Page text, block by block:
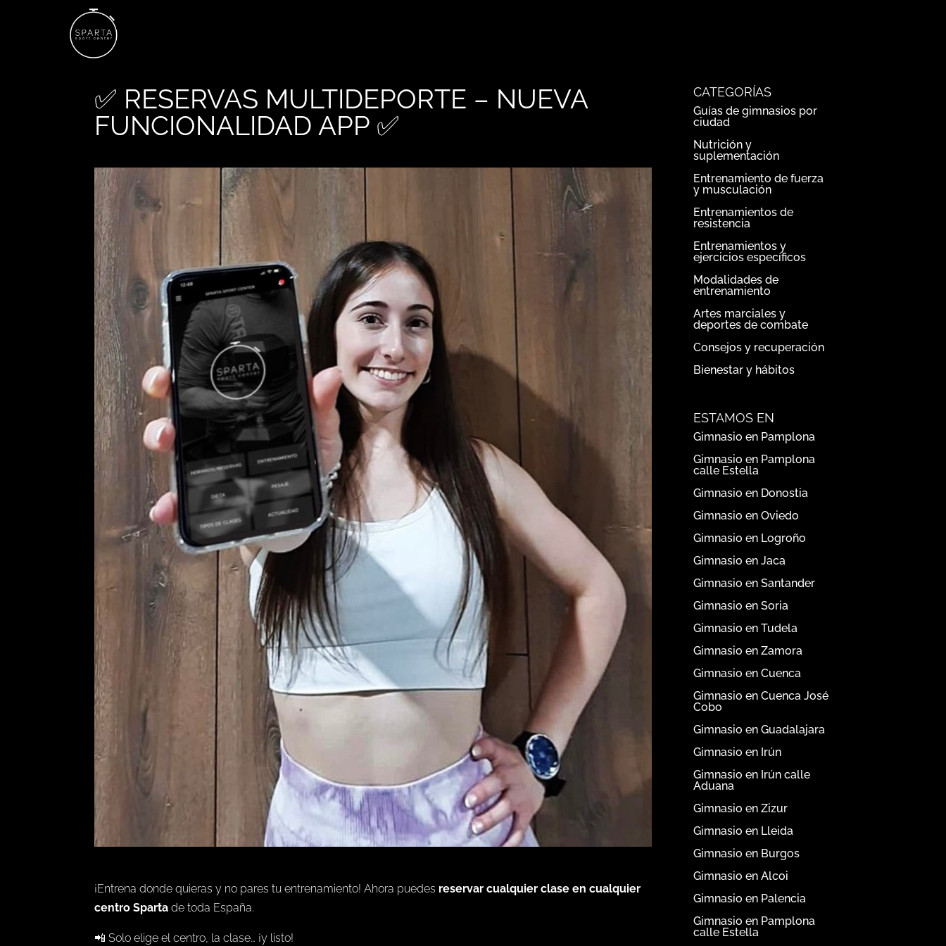
✅ RESERVAS MULTIDEPORTE – NUEVA
FUNCIONALIDAD APP ✅
¡Entrena donde quieras y no pares tu entrenamiento! Ahora puedes reservar cualquier clase en cualquier
centro Sparta de toda España.
📲 Solo elige el centro, la clase… ¡y listo!
CATEGORÍAS
Guías de gimnasios por
ciudad
Nutrición y
suplementación
Entrenamiento de fuerza
y musculación
Entrenamientos de
resistencia
Entrenamientos y
ejercicios específicos
Modalidades de
entrenamiento
Artes marciales y
deportes de combate
Consejos y recuperación
Bienestar y hábitos
ESTAMOS EN
Gimnasio en Pamplona
Gimnasio en Pamplona
calle Estella
Gimnasio en Donostia
Gimnasio en Oviedo
Gimnasio en Logroño
Gimnasio en Jaca
Gimnasio en Santander
Gimnasio en Soria
Gimnasio en Tudela
Gimnasio en Zamora
Gimnasio en Cuenca
Gimnasio en Cuenca José
Cobo
Gimnasio en Guadalajara
Gimnasio en Irún
Gimnasio en Irún calle
Aduana
Gimnasio en Zizur
Gimnasio en Lleida
Gimnasio en Burgos
Gimnasio en Alcoi
Gimnasio en Palencia
Gimnasio en Pamplona
calle Estella